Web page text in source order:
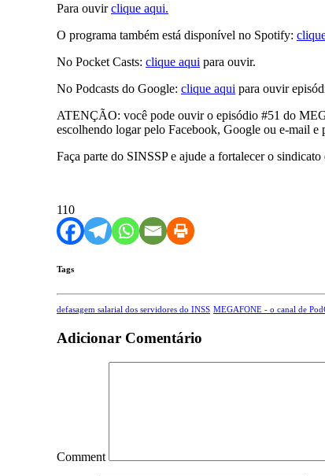
Para ouvirclique aqui.
O programa também está disponível no Spotify:
No Pocket Casts: clique aqui para ouvir.
No Podcasts do Google: clique aqui para ouvir
ATENÇÃO: você pode ouvir o episódio #51 do
escolhendo logar pelo Facebook, Google ou e-mail
Faça parte do SINSSP e ajude a fortalecer o sindicato
110
Tags
defasagem salarial dos servidores do INSS MEGAFONE - o canal de
Adicionar Comentário
Comment